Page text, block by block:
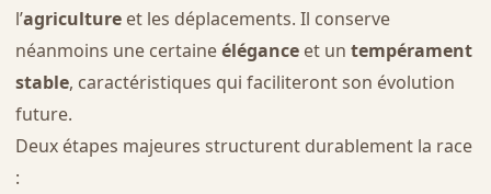
l’agricultureet les déplacements. Il conserve
néanmoins une certaineéléganceet un tempérament
stable, caractéristiques qui faciliteront son évolution
future.
Deux étapes majeures structurent durablement la race
: